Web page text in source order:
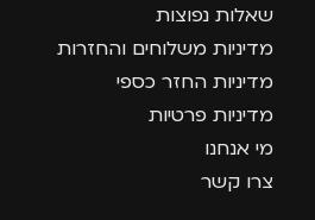
שאלות נפוצות
מדיניות משלוחים והחזרות
מדיניות החזר כספי
מדיניות פרטיות
מי אנחנו
צרו קשר